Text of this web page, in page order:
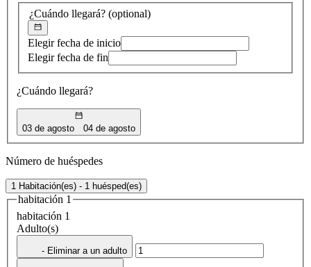
¿Cuándo llegará? (optional)
Elegir fecha de inicio
Elegir fecha de fin
¿Cuándo llegará?
03 de agosto 04 de agosto
Número de huéspedes
1 Habitación(es) - 1 huésped(es)
habitación 1
habitación 1
Adulto(s)
- Eliminar a un adulto